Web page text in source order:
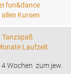
fun&dance
allen Kursen
Tanzspaß
Laufzeit
Wochen zum jew.